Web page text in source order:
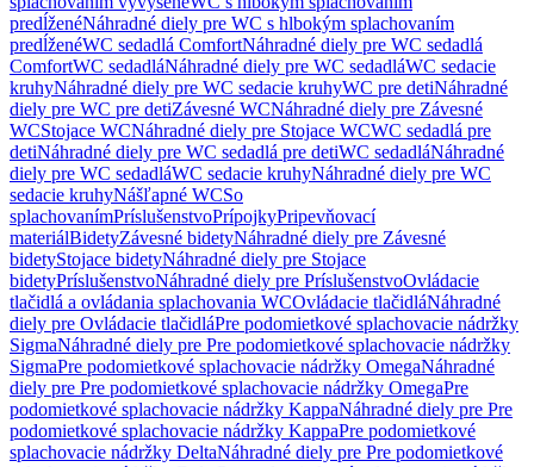
predĺženéNáhradné diely pre WC s hlbokým splachovaním
predĺženéWC sedadlá ComfortNáhradné diely pre WC sedadlá
ComfortWC sedadláNáhradné diely pre WC sedadláWC sedacie
kruhyNáhradné diely pre WC sedacie kruhyWC pre detiNáhradné
diely pre WC pre detiZávesné WCNáhradné diely pre Závesné
WCStojace WCNáhradné diely pre Stojace WCWC sedadlá pre
detiNáhradné diely pre WC sedadlá pre detiWC sedadláNáhradné
diely pre WC sedadláWC sedacie kruhyNáhradné diely pre WC
sedacie kruhyNášľapné WCSo
splachovanímPríslušenstvoPrípojkyPripevňovací
materiálBidetyZávesné bidetyNáhradné diely pre Závesné
bidetyStojace bidetyNáhradné diely pre Stojace
bidetyPríslušenstvoNáhradné diely pre PríslušenstvoOvládacie
tlačidlá a ovládania splachovania WCOvládacie tlačidláNáhradné
diely pre Ovládacie tlačidláPre podomietkové splachovacie nádržky
SigmaNáhradné diely pre Pre podomietkové splachovacie nádržky
SigmaPre podomietkové splachovacie nádržky OmegaNáhradné
diely pre Pre podomietkové splachovacie nádržky OmegaPre
podomietkové splachovacie nádržky KappaNáhradné diely pre Pre
podomietkové splachovacie nádržky KappaPre podomietkové
splachovacie nádržky DeltaNáhradné diely pre Pre podomietkové